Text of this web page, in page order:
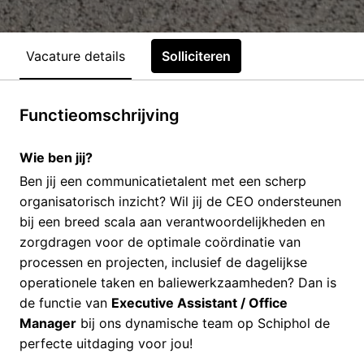
Vacature details Solliciteren
Functieomschrijving
Wie ben jij?
Ben jij een communicatietalent met een scherp
organisatorisch inzicht? Wil jij de CEO ondersteunen
bij een breed scala aan verantwoordelijkheden en
zorgdragen voor de optimale coördinatie van
processen en projecten, inclusief de dagelijkse
operationele taken en baliewerkzaamheden? Dan is
de functie van Executive Assistant / Office
Manager bij ons dynamische team op Schiphol de
perfecte uitdaging voor jou!